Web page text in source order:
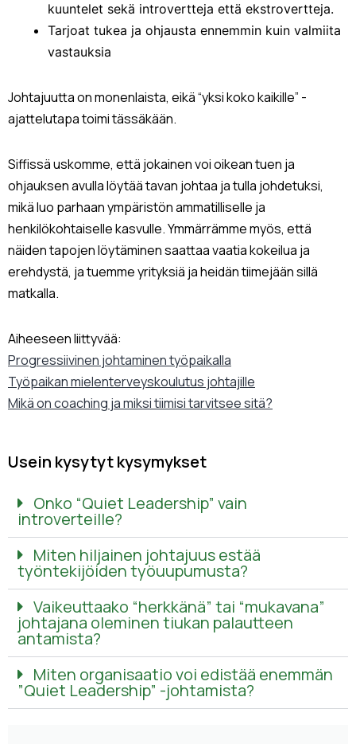
kuuntelet sekä introvertteja että ekstrovertteja.
Tarjoat tukea ja ohjausta ennemmin kuin valmiita
vastauksia
Johtajuutta on monenlaista, eikä “yksi koko kaikille” -
ajattelutapa toimi tässäkään.
Siffissä uskomme, että jokainen voi oikean tuen ja
ohjauksen avulla löytää tavan johtaa ja tulla johdetuksi,
mikä luo parhaan ympäristön ammatilliselle ja
henkilökohtaiselle kasvulle. Ymmärrämme myös, että
näiden tapojen löytäminen saattaa vaatia kokeilua ja
erehdystä, ja tuemme yrityksiä ja heidän tiimejään sillä
matkalla.
Aiheeseen liittyvää:
Progressiivinen johtaminen työpaikalla
Työpaikan mielenterveyskoulutus johtajille
Mikä on coaching ja miksi tiimisi tarvitsee sitä?
Usein kysytyt kysymykset
Onko “Quiet Leadership” vain
introverteille?
Miten hiljainen johtajuus estää
työntekijöiden työuupumusta?
Vaikeuttaako “herkkänä” tai “mukavana”
johtajana oleminen tiukan palautteen
antamista?
Miten organisaatio voi edistää enemmän
”Quiet Leadership” -johtamista?